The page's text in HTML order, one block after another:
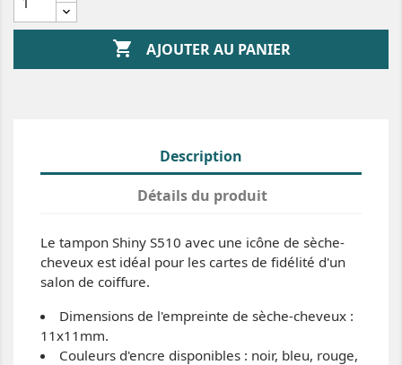
 AJOUTER AU PANIER
Description
Détails du produit
Le tampon Shiny S510 avec une icône de sèche-
cheveux est idéal pour les cartes de fidélité d'un
salon de coiffure.
Dimensions de l'empreinte de sèche-cheveux :
11x11mm.
Couleurs d'encre disponibles : noir, bleu, rouge,